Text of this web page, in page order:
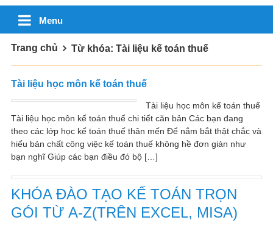
Menu
Trang chủ Từ khóa: Tài liệu kế toán thuế
Tài liệu học môn kế toán thuế
Tài liệu học môn kế toán thuế
Tài liệu học môn kế toán thuế chi tiết căn bản Các bạn đang
theo các lớp học kế toán thuế thân mến Để nắm bắt thật chắc và
hiểu bản chất công việc kế toán thuế không hề đơn giản như
bạn nghĩ Giúp các bạn điều đó bộ […]
KHÓA ĐÀO TẠO KẾ TOÁN TRỌN
GÓI TỪ A-Z(TRÊN EXCEL, MISA)